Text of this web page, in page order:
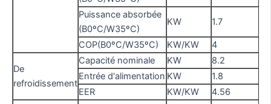
Puissance absorbée
(B0ºC/W35ºC)
KW 1.7
COP(B0ºC/W35ºC) KW/KW 4
De
refroidissement
Capacité nominale KW
8.2
Entrée d'alimentation KW
1.8
EER
KW/KW
4.56